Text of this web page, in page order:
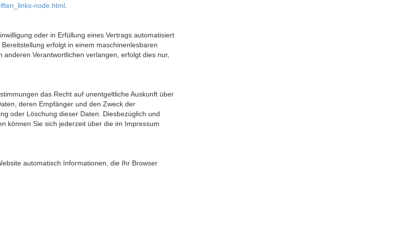
node.html
oder in Erfüllung eines Vertrags automatisiert
erfolgt in einem maschinenlesbaren
Verantwortlichen verlangen, erfolgt dies nur,
das Recht auf unentgeltliche Auskunft über
deren Empfänger und den Zweck der
oder Löschung dieser Daten. Diesbezüglich und
können Sie sich jederzeit über die im Impressum
automatisch Informationen, die Ihr Browser